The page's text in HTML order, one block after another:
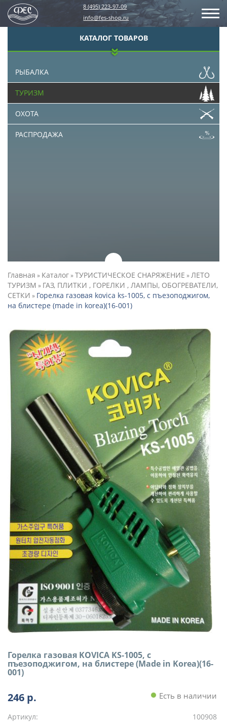
8 (495) 223-97-09
info@fes-shop.ru
КАТАЛОГ ТОВАРОВ
РЫБАЛКА
ТУРИЗМ
ОХОТА
РАСПРОДАЖА
Главная » Каталог»ТУРИСТИЧЕСКОЕ СНАРЯЖЕНИЕ »ЛЕТО
ТУРИЗМ » ГАЗ, ПЛИТКИ , ГОРЕЛКИ , ЛАМПЫ, ОБОГРЕВАТЕЛИ,
СЕТКИ » Горелка газовая kovica ks-1005, с пъезоподжигом,
на блистере (made in korea)(16-001)
Горелка газовая KOVICA KS-1005, с
пъезоподжигом, на блистере (Made in Korea)(16-
001)
246 р. Есть в наличии
Артикул:
100908